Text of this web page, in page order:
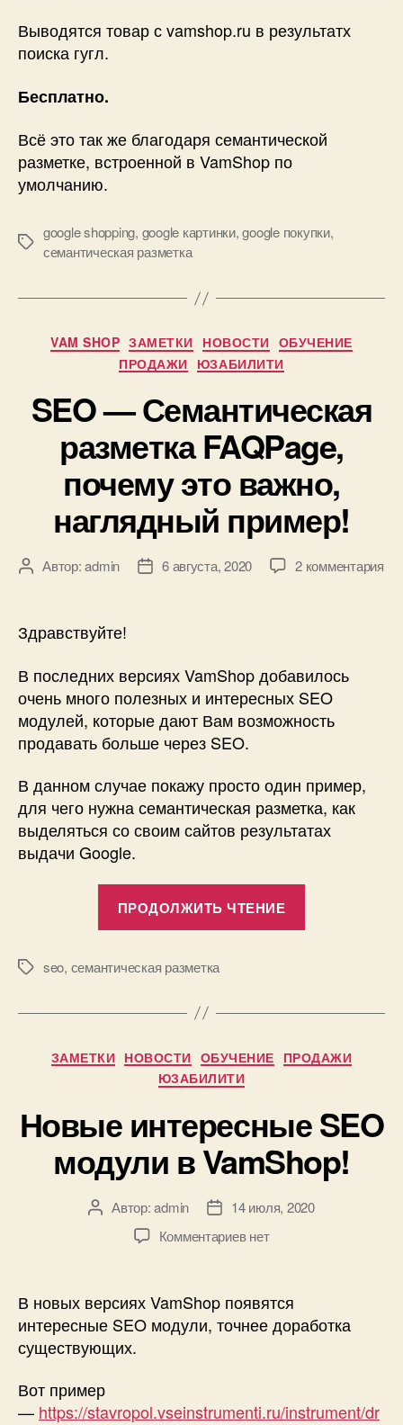
Выводятся товар с vamshop.ru в результатх
поиска гугл.
Бесплатно.
Всё это так же благодаря семантической
разметке, встроенной в VamShop по
умолчанию.
Метки
google shopping, google картинки,google покупки,
семантическая разметка
Рубрики
VAM SHOP ЗАМЕТКИ НОВОСТИ ОБУЧЕНИЕ
ПРОДАЖИ ЮЗАБИЛИТИ
SEO — Семантическая
разметка FAQPage,
почему это важно,
наглядный пример!
АвторАвтор:admin
Дата6 августа, 2020 2 комментарияк
Здравствуйте!
В последних версиях VamShop добавилось
очень много полезных и интересных SEO
модулей, которые дают Вам возможность
продавать больше через SEO.
В данном случае покажу просто один пример,
для чего нужна семантическая разметка, как
выделяться со своим сайтов результатах
выдачи Google.
ПРОДОЛЖИТЬ ЧТЕНИЕ
почему
важно,
пример!»
Меткиseo, семантическая разметка
Рубрики
ЗАМЕТКИ НОВОСТИ ОБУЧЕНИЕ ПРОДАЖИ
ЮЗАБИЛИТИ
Новые интересные SEO
модули в VamShop!
Автор
записи
Автор:admin
Дата14 июля, 2020
Комментариевк
SEO
модули
нет
В новых версиях VamShop появятся
интересные SEO модули, точнее доработка
существующих.
Вот пример
— https://stavropol.vseinstrumenti.ru/instrument/dr